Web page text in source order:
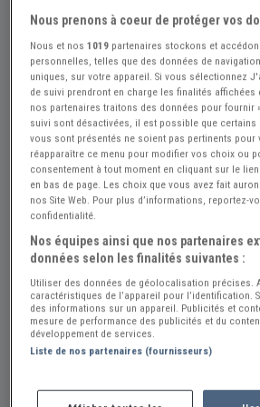
Réf : A776866 Actualisée le : 08/08/2026
AUSTIN HEALEY 3000
Phase 1 - 1965
49 000 €
Vendeur Particulier
Aisne (02) - SAINT-QUENTIN
Nous prenons à coeur de protéger vos
Nous et nos1019 partenaires stockons et
personnelles, telles que des données de
uniques, sur votre appareil. Si vous sélectionnez
de suivi prendront en charge les finalités affichées
nos partenaires traitons des données pour fournir
suivi sont désactivées, il est possible que certains
vous sont présentés ne soient pas pertinents pour
réapparaître ce menu pour modifier vos choix ou
consentement à tout moment en cliquant sur le
en bas de page. Les choix que vous avez fait
nos Site Web. Pour plus d’informations, reportez-
confidentialité.
Nos équipes ainsi que nos partenaires
données selon les finalités suivantes :
Utiliser des données de géolocalisation précises.
caractéristiques de l’appareil pour l’identification.
des informations sur un appareil. Publicités et
mesure de performance des publicités et du
développement de services.
Liste de nos partenaires (fournisseurs)